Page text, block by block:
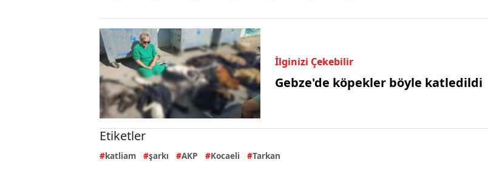
İlginizi Çekebilir
Gebze'de köpekler böyle katledildi
Etiketler
katliam şarkı AKP Kocaeli Tarkan